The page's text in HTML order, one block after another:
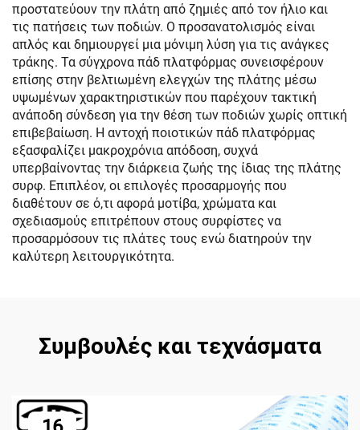
προστατεύουν την πλάτη από ζημιές από τον ήλιο και
τις πατήσεις των ποδιών. Ο προσανατολισμός είναι
απλός και δημιουργεί μια μόνιμη λύση για τις ανάγκες
τράκης. Τα σύγχρονα πάδ πλατφόρμας συνεισφέρουν
επίσης στην βελτιωμένη ελεγχών της πλάτης μέσω
υψωμένων χαρακτηριστικών που παρέχουν τακτική
ανάποδη σύνδεση για την θέση των ποδιών χωρίς οπτική
επιβεβαίωση. Η αντοχή ποιοτικών πάδ πλατφόρμας
εξασφαλίζει μακροχρόνια απόδοση, συχνά
υπερβαίνοντας την διάρκεια ζωής της ίδιας της πλάτης
συρφ. Επιπλέον, οι επιλογές προσαρμογής που
διαθέτουν σε ό,τι αφορά μοτίβα, χρώματα και
σχεδιασμούς επιτρέπουν στους συρφίστες να
προσαρμόσουν τις πλάτες τους ενώ διατηρούν την
καλύτερη λειτουργικότητα.
Συμβουλές και τεχνάσματα